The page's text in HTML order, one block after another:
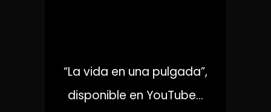
“La vida en una pulgada”,
disponible en YouTube...